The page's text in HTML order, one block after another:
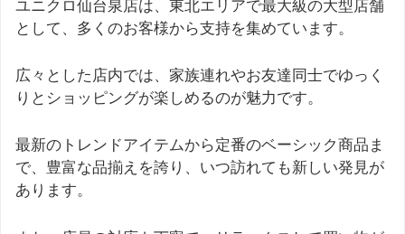
ユニクロ仙台泉店は、東北エリアで最大級の大型店舗
として、多くのお客様から支持を集めています。
広々とした店内では、家族連れやお友達同士でゆっく
りとショッピングが楽しめるのが魅力です。
最新のトレンドアイテムから定番のベーシック商品ま
で、豊富な品揃えを誇り、いつ訪れても新しい発見が
あります。